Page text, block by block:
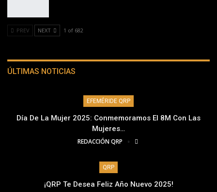
PREV NEXT 1 of 682
ÚLTIMAS NOTICIAS
EFEMÉRIDE QRP
Día De La Mujer 2025: Conmemoramos El 8M Con Las
Mujeres…
REDACCIÓN QRP
QRP
¡QRP Te Desea Feliz Año Nuevo 2025!